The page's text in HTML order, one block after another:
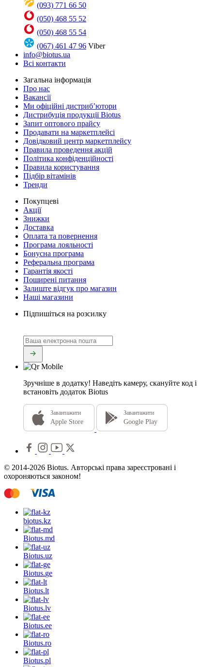
(093) 771 66 50
(050) 468 55 52
(050) 468 55 54
(067) 461 47 96 Viber
info@biotus.ua
Всі контакти
Загальна інформація
Про нас
Вакансії
Ми офіційні дистриб’ютори
Дистрибуція продукції Biotus
Запит оптового прайсу
Продавати на маркетплейсі
Довідковий центр маркетплейсу
Правила проведення акцій
Політика конфіденційності
Правила користування
Підбір вітамінів
Тренди
Покупцеві
Акції
Знижки
Доставка
Оплата та повернення
Програма лояльності
Бонусна програма
Реферальна програма
Гарантія якості
Поширені питання
Залиште відгук про магазин
Наші магазини
Підпишіться на розсилку
Зручніше в додатку! Наведіть камеру, скануйте код і
встановіть додаток Biotus
Завантажити
Apple Store
Завантажити
Google Play
© 2014-2026 Biotus. Авторські права зареєстровані і
охороняються законом!
biotus.kz
Biotus.md
Biotus.uz
Biotus.ge
Biotus.lt
Biotus.lv
Biotus.ee
Biotus.ro
Biotus.pl